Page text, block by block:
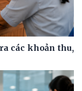
các khoản thu,